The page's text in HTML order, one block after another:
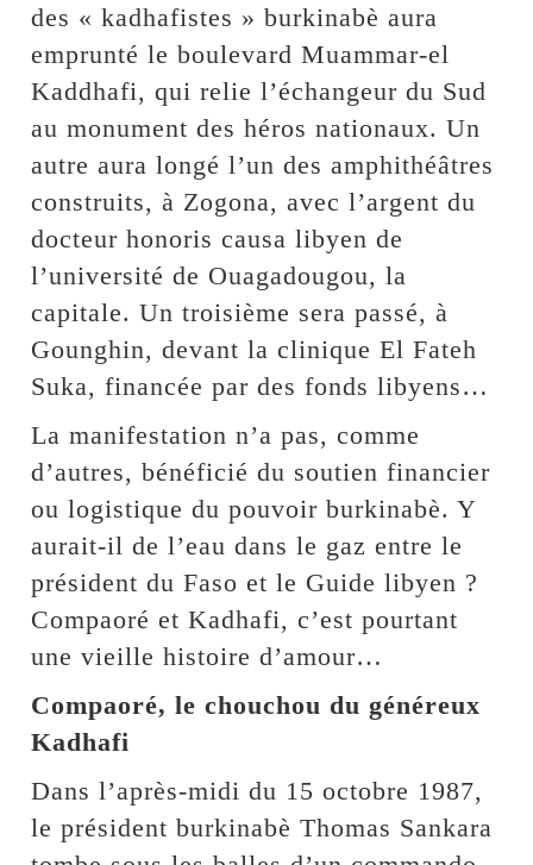
des « kadhafistes » burkinabè aura
emprunté le boulevard Muammar-el
Kaddhafi, qui relie l’échangeur du Sud
au monument des héros nationaux. Un
autre aura longé l’un des amphithéâtres
construits, à Zogona, avec l’argent du
docteur honoris causa libyen de
l’université de Ouagadougou, la
capitale. Un troisième sera passé, à
Gounghin, devant la clinique El Fateh
Suka, financée par des fonds libyens…
La manifestation n’a pas, comme
d’autres, bénéficié du soutien financier
ou logistique du pouvoir burkinabè. Y
aurait-il de l’eau dans le gaz entre le
président du Faso et le Guide libyen ?
Compaoré et Kadhafi, c’est pourtant
une vieille histoire d’amour…
Compaoré, le chouchou du généreux
Kadhafi
Dans l’après-midi du 15 octobre 1987,
le président burkinabè Thomas Sankara